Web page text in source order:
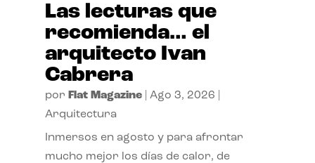
Las lecturas que
recomienda… el
arquitecto Ivan
Cabrera
por Flat Magazine| Ago 3, 2026
Arquitectura
Inmersos en agosto y para afrontar
mucho mejor los días de calor, de